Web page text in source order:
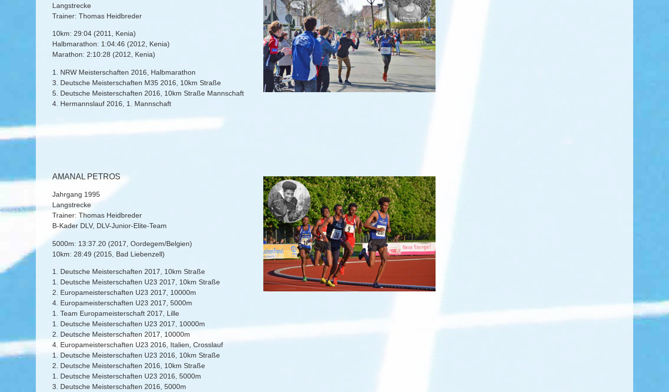
Langstrecke
Trainer: Thomas Heidbreder
10km: 29:04 (2011, Kenia)
Halbmarathon: 1:04:46 (2012, Kenia)
Marathon: 2:10:28 (2012, Kenia)
1. NRW Meisterschaften 2016, Halbmarathon
3. Deutsche Meisterschaften M35 2016, 10km Straße
5. Deutsche Meisterschaften 2016, 10km Straße Mannschaft
4. Hermannslauf 2016, 1. Mannschaft
AMANAL PETROS
Jahrgang 1995
Langstrecke
Trainer: Thomas Heidbreder
B-Kader DLV, DLV-Junior-Elite-Team
5000m: 13:37.20 (2017, Oordegem/Belgien)
10km: 28:49 (2015, Bad Liebenzell)
1. Deutsche Meisterschaften 2017, 10km Straße
1. Deutsche Meisterschaften U23 2017, 10km Straße
2. Europameisterschaften U23 2017, 10000m
4. Europameisterschaften U23 2017, 5000m
1. Team Europameisterschaft 2017, Lille
1. Deutsche Meisterschaften U23 2017, 10000m
2. Deutsche Meisterschaften 2017, 10000m
4. Europameisterschaften U23 2016, Italien, Crosslauf
1. Deutsche Meisterschaften U23 2016, 10km Straße
2. Deutsche Meisterschaften 2016, 10km Straße
1. Deutsche Meisterschaften U23 2016, 5000m
3. Deutsche Meisterschaften 2016, 5000m